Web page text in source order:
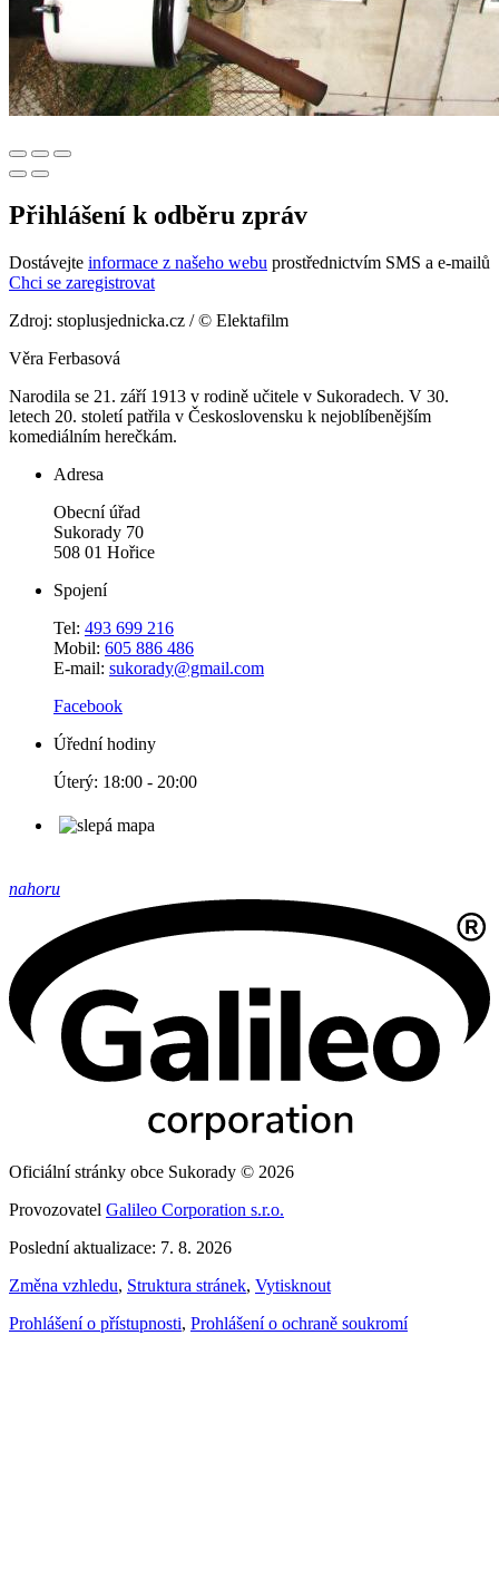
Přihlášení k odběru zpráv
Dostávejte informace z našeho webu prostřednictvím SMS a e-mailů
Chci se zaregistrovat
Zdroj: stoplusjednicka.cz / © Elektafilm
Věra Ferbasová
Narodila se 21. září 1913 v rodině učitele v Sukoradech. V 30.
letech 20. století patřila v Československu k nejoblíbenějším
komediálním herečkám.
Adresa
Obecní úřad
Sukorady 70
508 01 Hořice
Spojení
Tel: 493 699 216
Mobil: 605 886 486
E-mail: sukorady@gmail.com
Facebook
Úřední hodiny
Úterý: 18:00 - 20:00
nahoru
Oficiální stránky obce Sukorady © 2026
Provozovatel Galileo Corporation s.r.o.
Poslední aktualizace: 7. 8. 2026
Změna vzhledu, Struktura stránek, Vytisknout
Prohlášení o přístupnosti, Prohlášení o ochraně soukromí